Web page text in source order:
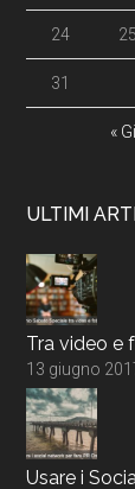
«
24 25
31
ULTIMI
Tra video e
13 giugno
Usare i